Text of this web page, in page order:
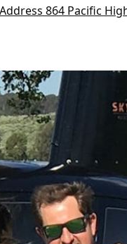
864 Pacific